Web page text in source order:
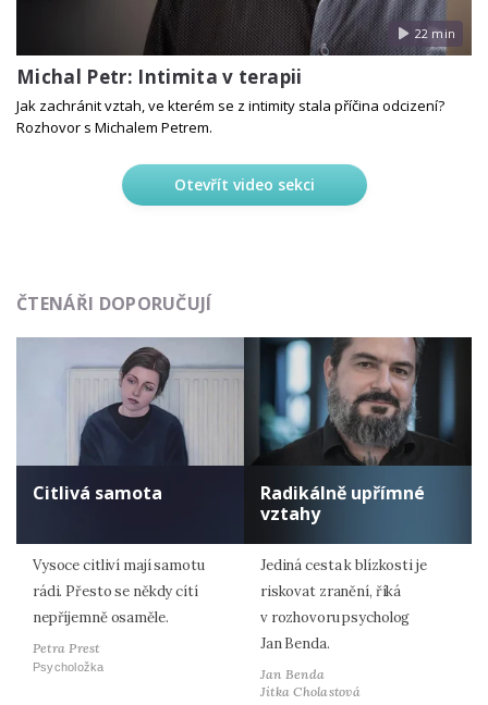
22 min
Michal Petr: Intimita v terapii
Jak zachránit vztah, ve kterém se z intimity stala příčina odcizení?
Rozhovor s Michalem Petrem.
Otevřít video sekci
ČTENÁŘI DOPORUČUJÍ
Citlivá samota
Vysoce citliví mají samotu
rádi. Přesto se někdy cítí
nepříjemně osaměle.
Petra Prest
Psycholožka
Radikálně upřímné
vztahy
Jediná cesta k blízkosti je
riskovat zranění, říká
v rozhovoru psycholog
Jan Benda.
Jan Benda
Jitka Cholastová